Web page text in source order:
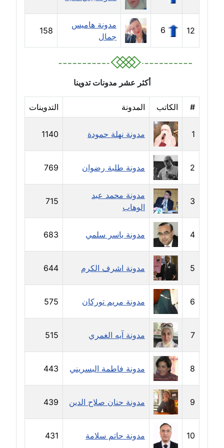
مدونة خالد العامري
معلق
عاملة
مدونة خالد صالح
عاملة
مدونة خالد عويس
عاملة
مدونة خالد منير
عاملة
مدونة خليل السيد
عاملة
مدونة خولة سعيدان
عاملة
مدونة داليا السعيد
موقوف
مدونة داليا فاروق
عاملة
مدونة داليا نور
عاملة
مدونة دعاء البدري
عاملة
مدونة دعاء الجابي
عاملة
12
6
مدونة هاميس
جمال
158
أكثر عشر مدونات تدوينا
# الكاتب المدونة التدوينات
1 مدونة نهلة حمودة 1140
2 مدونة طلبة رضوان 769
3
مدونة محمد عبد
الوهاب
715
4 مدونة ياسر سلمي 683
5 مدونة اشرف الكرم 644
6 مدونة مريم توركان 575
7 مدونة آيه الغمري 515
8 مدونة فاطمة البسريني 443
9 مدونة حنان صلاح الدين 439
10 مدونة حاتم سلامة 431